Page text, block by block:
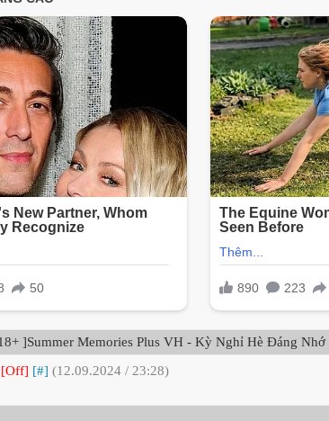
]Summer Memories Plus VH - Kỳ Nghỉ Hè Đáng
[Off] [#] (12.09.2024 / 23:28)